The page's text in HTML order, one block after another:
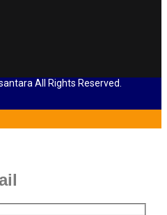
All Rights Reserved.